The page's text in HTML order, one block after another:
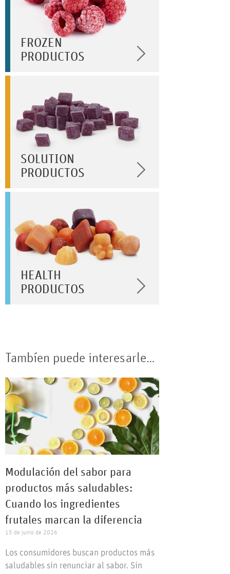
FROZEN
PRODUCTOS
SOLUTION
PRODUCTOS
HEALTH
PRODUCTOS
Tambíen puede interesarle…
Modulación del sabor para
productos más saludables:
Cuando los ingredientes
frutales marcan la diferencia
15 de junio de 2026
Los consumidores buscan productos más
saludables sin renunciar al sabor. Sin